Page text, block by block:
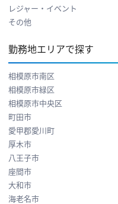
レジャー・イベント
その他
勤務地エリアで探す
相模原市南区
相模原市緑区
相模原市中央区
町田市
愛甲郡愛川町
厚木市
八王子市
座間市
大和市
海老名市